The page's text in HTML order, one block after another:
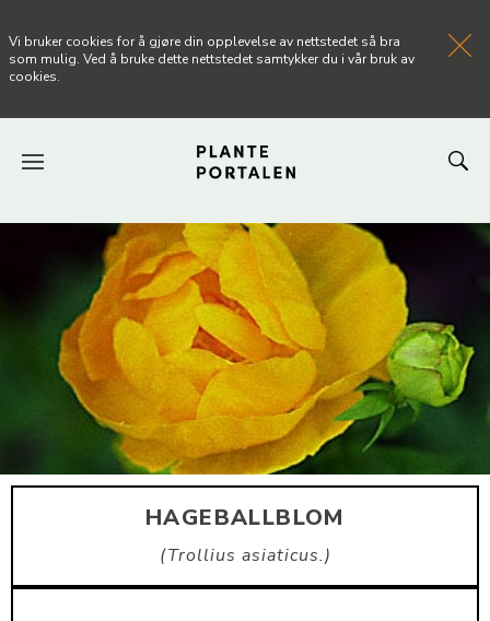
FORSIDEN
NYHETER
ARTIKLER
OM PLANTEPORTALEN
KONTAKT
Vi bruker cookies for å gjøre din opplevelse av nettstedet så bra
som mulig. Ved å bruke dette nettstedet samtykker du i vår bruk av
cookies.
HAGEBALLBLOM
Trollius asiaticus.